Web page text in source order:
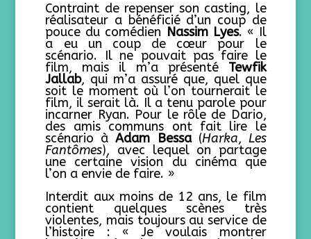
Contraint de repenser son casting, le
réalisateur a bénéficié d’un coup de
pouce du comédien Nassim Lyes. « Il
a eu un coup de cœur pour le
scénario. Il ne pouvait pas faire le
film, mais il m’a présenté Tewfik
Jallab, qui m’a assuré que, quel que
soit le moment où l’on tournerait le
film, il serait là. Il a tenu parole pour
incarner Ryan. Pour le rôle de Dario,
des amis communs ont fait lire le
scénario àAdam Bessa(Harka, Les
Fantômes), avec lequel on partage
une certaine vision du cinéma que
l’on a envie de faire. »
Interdit aux moins de 12 ans, le film
contient quelques scènes très
violentes, mais toujours au service de
l’histoire : « Je voulais montrer